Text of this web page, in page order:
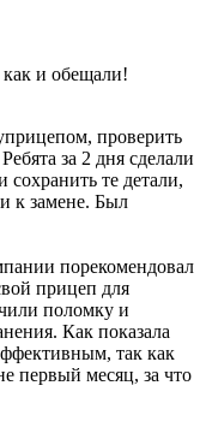
и обещали!
проверить
за 2 дня сделали
те детали,
к замене. Был
порекомендовал
прицеп для
поломку и
Как показала
так как
первый месяц, за что